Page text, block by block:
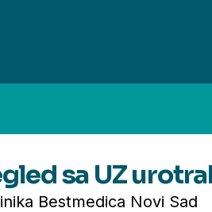
sa UZ
Bestmedica Novi Sad